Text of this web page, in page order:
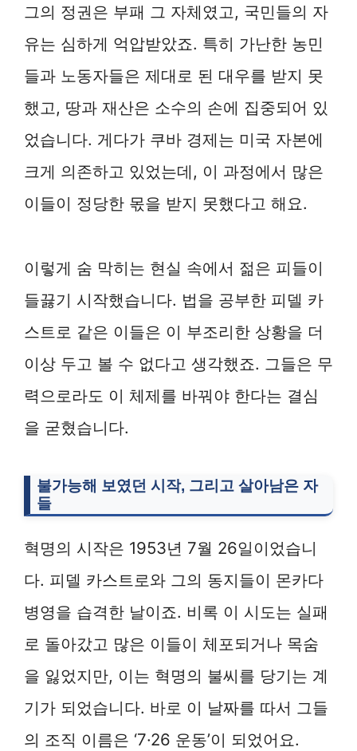
그의 정권은 부패 그 자체였고, 국민들의 자
유는 심하게 억압받았죠. 특히 가난한 농민
들과 노동자들은 제대로 된 대우를 받지 못
했고, 땅과 재산은 소수의 손에 집중되어 있
었습니다. 게다가 쿠바 경제는 미국 자본에
크게 의존하고 있었는데, 이 과정에서 많은
이들이 정당한 몫을 받지 못했다고 해요.
이렇게 숨 막히는 현실 속에서 젊은 피들이
들끓기 시작했습니다. 법을 공부한 피델 카
스트로 같은 이들은 이 부조리한 상황을 더
이상 두고 볼 수 없다고 생각했죠. 그들은 무
력으로라도 이 체제를 바꿔야 한다는 결심
을 굳혔습니다.
불가능해 보였던 시작, 그리고 살아남은 자
들
혁명의 시작은 1953년 7월 26일이었습니
다. 피델 카스트로와 그의 동지들이 몬카다
병영을 습격한 날이죠. 비록 이 시도는 실패
로 돌아갔고 많은 이들이 체포되거나 목숨
을 잃었지만, 이는 혁명의 불씨를 당기는 계
기가 되었습니다. 바로 이 날짜를 따서 그들
의 조직 이름은 ‘7·26 운동’이 되었어요.